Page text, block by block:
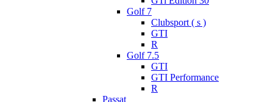
Golf 7
Clubsport ( s )
GTI
R
Golf 7.5
GTI
GTI Performance
R
Passat